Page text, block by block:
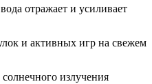
отражает и усиливает
и активных игр на свежем
излучения